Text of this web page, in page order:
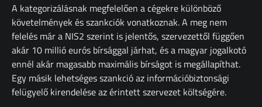
A kategorizálásnak megfelelően a cégekre különböző
követelmények és szankciók vonatkoznak. A meg nem
felelés már a NIS2 szerint is jelentős, szervezettől függően
akár 10 millió eurós bírsággal járhat, és a magyar jogalkotó
ennél akár magasabb maximális bírságot is megállapíthat.
Egy másik lehetséges szankció az információbiztonsági
felügyelő kirendelése az érintett szervezet költségére.